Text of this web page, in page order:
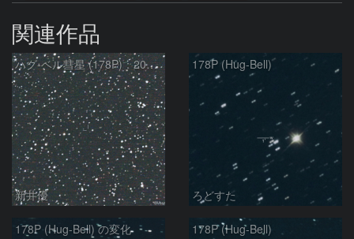
関連作品
ハグ-ベル彗星 (178P)：2021/02/10
新井優
178P (Hug-Bell)
ろどすた
178P (Hug-Bell) の変化 178P (Hug-Bell)